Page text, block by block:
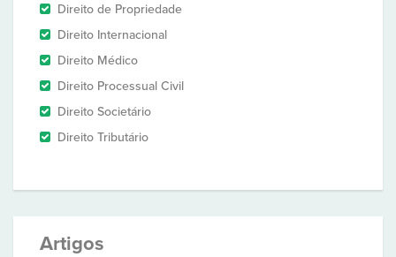
Direito de Propriedade
Direito Internacional
Direito Médico
Direito Processual Civil
Direito Societário
Direito Tributário
Artigos